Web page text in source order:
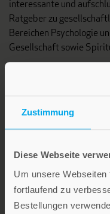
Zustimmung
Diese Webseite
Um unsere
fortlaufend zu
Bestellungen
interessante und
Ratgeber zu
Bereichen Psychologie
Gesellschaft sowie
Lebensfreude in
Geschenke mit
Segenswünsche und